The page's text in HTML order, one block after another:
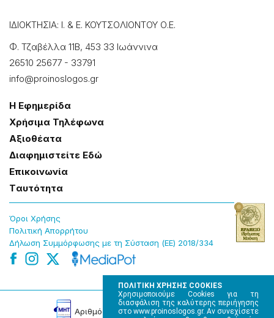
ΠΟΛΙΤΙΚΗ ΧΡΗΣΗΣ COOKIES
Χρησιμοποιούμε Cookies για τη
διασφάλιση της καλύτερης περιήγησης
στο www.proinoslogos.gr. Αν συνεχίσετε
ΙΔΙΟΚΤΗΣΙΑ: Ι. & Ε. ΚΟΥΤΣΟΛΙΟΝΤΟΥ Ο.Ε.
Φ. Τζαβέλλα 11Β, 453 33 Ιωάννɩνα
26510 25677 - 33791
info@proinoslogos.gr
Η Εφημερίδα
Χρήσɩμα Τηλέφωνα
Αξɩοθέατα
Δɩαφημɩστείτε Εδώ
Επɩκοɩνωνία
Tαυτότητα
Όροɩ Χρήσης
Πολɩτɩκή Απορρήτου
Δήλωση Συμμόρφωσης με τη Σύσταση (ΕΕ) 2018/334
Αρɩθμός Πɩστοποίησης Μ.Η.Τ. 220242